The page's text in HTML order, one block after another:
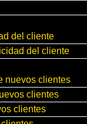
del cliente
del cliente
nuevos clientes
clientes
clientes